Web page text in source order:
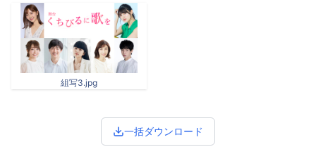
組写3.jpg
一括ダウンロード